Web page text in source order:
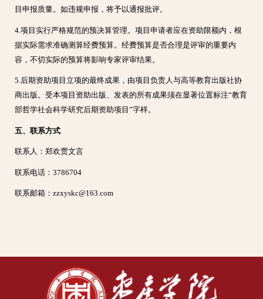
目申报质量。如违规申报，将予以通报批评。
4.项目实行严格规范的预决算管理。项目申请者应在资助限额内，根
据实际需求准确测算经费预算。经费预算是否合理是评审的重要内
容，不切实际的预算将影响专家评审结果。
5.后期资助项目立项的最终成果，由项目负责人与高等教育出版社协
商出版。受本项目资助出版、发表的所有成果须在显著位置标注“教育
部哲学社会科学研究后期资助项目”字样。
五、联系方式
联系人：郑欢贾文言
联系电话：3786704
联系邮箱：zzxyskc@163.com